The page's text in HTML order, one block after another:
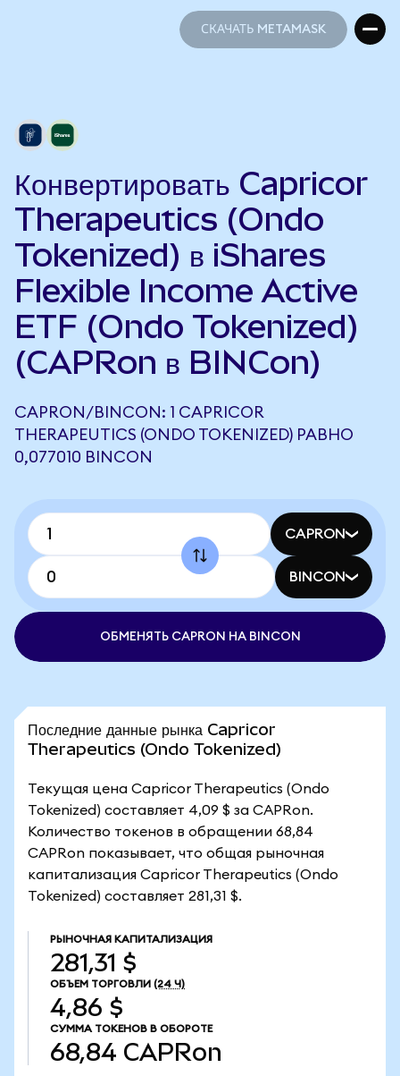
СКАЧАТЬ METAMASK
Конвертировать Capricor
Therapeutics (Ondo
Tokenized) в iShares
Flexible Income Active
ETF (Ondo Tokenized)
(CAPRon в BINCon)
CAPRON/BINCON: 1 CAPRICOR
THERAPEUTICS (ONDO TOKENIZED) РАВНО
0,077010 BINCON
CAPRON
BINCON
ОБМЕНЯТЬ CAPRON НА BINCON
Последние данные рынка Capricor
Therapeutics (Ondo Tokenized)
Текущая цена Capricor Therapeutics (Ondo
Tokenized) составляет 4,09 $ за CAPRon.
Количество токенов в обращении 68,84
CAPRon показывает, что общая рыночная
капитализация Capricor Therapeutics (Ondo
Tokenized) составляет 281,31 $.
РЫНОЧНАЯ КАПИТАЛИЗАЦИЯ
281,31 $
ОБЪЕМ ТОРГОВЛИ (24 Ч)
4,86 $
СУММА ТОКЕНОВ В ОБОРОТЕ
68,84 CAPRon